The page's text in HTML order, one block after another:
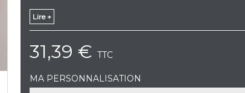
Lire +
31,39 € TTC
MA PERSONNALISATION